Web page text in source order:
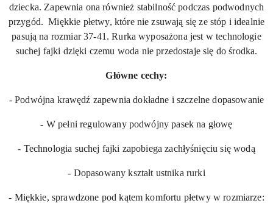
dziecka. Zapewnia ona również stabilność podczas podwodnych
przygód. Miękkie płetwy, które nie zsuwają się ze stóp i idealnie
pasują na rozmiar 37-41. Rurka wyposażona jest w technologie
suchej fajki dzięki czemu woda nie przedostaje się do środka.
Główne cechy:
- Podwójna krawędź zapewnia dokładne i szczelne dopasowanie
- W pełni regulowany podwójny pasek na głowę
- Technologia suchej fajki zapobiega zachłyśnięciu się wodą
- Dopasowany kształt ustnika rurki
- Miękkie, sprawdzone pod kątem komfortu płetwy w rozmiarze: